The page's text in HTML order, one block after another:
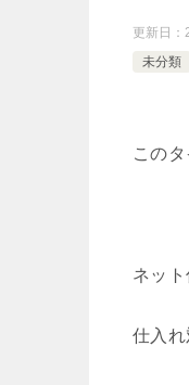
更新日：
未分類
この
ネッ
仕入